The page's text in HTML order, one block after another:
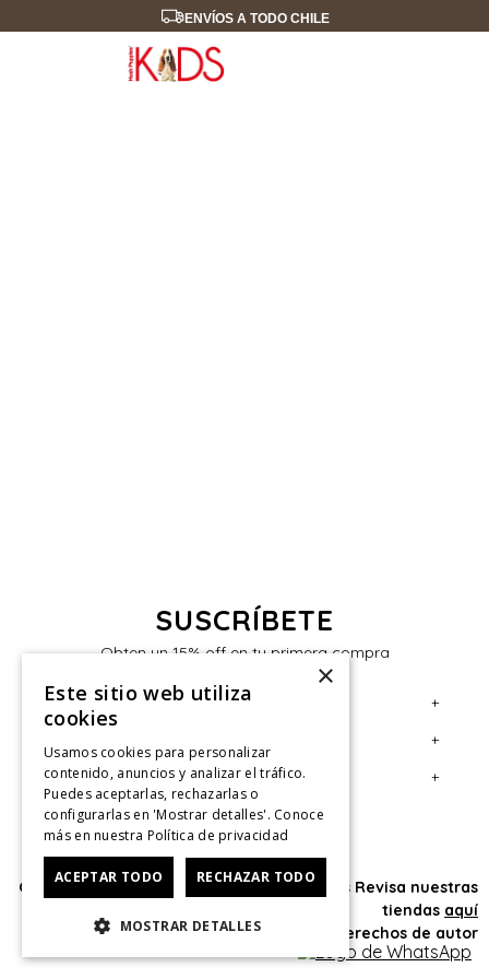
ENVÍOS A TODO CHILE
SUSCRÍBETE
Obten un 15% off en tu primera compra
Servicio al Consumidor +
Centro de Ayuda
Contáctanos
Giftcard
Retiro en tienda
CyberMonday
CyberDay
+
Términos y Condiciones
Políticas de Despacho
Cambios, Retracto y Garantía
Política de Privacidad de Marketing
Cuenta +
Mi Cuenta
Sigue tu compra
¿Dónde viene mi compra?
Ver Boleta / Ticket de cambio
Oficina: Av. Las Condes #11281 - Las Condes Revisa nuestras
tiendas aquí
© 2025 HushPuppies Kids derechos de autor
×
Este sitio web utiliza
cookies
Usamos cookies para personalizar
contenido, anuncios y analizar el tráfico.
Puedes aceptarlas, rechazarlas o
configurarlas en 'Mostrar detalles'. Conoce
más en nuestra Política de privacidad
ACEPTAR TODO RECHAZAR TODO
MOSTRAR DETALLES